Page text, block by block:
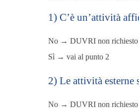
1) C’è un’attività
No → DUVRI non richiesto
Sì → vai al punto 2
2) Le attività
No → DUVRI non richiesto